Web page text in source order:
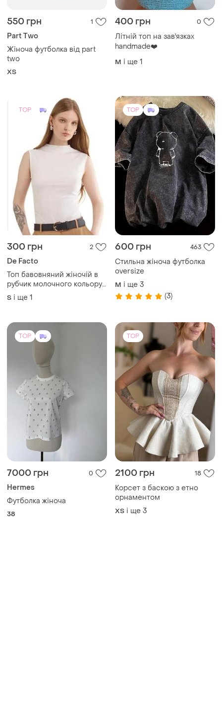
550 грн 1
Part Two
Жіноча футболка від part
two
ХS
400 грн 0
Літній топ на зав'язках
handmade❤️
M і ще 1
TOP
300 грн 2
De Facto
Топ бавовняний жiночій в
рубчик молочного кольору
defacto
S і ще 1
TOP
600 грн 463
Стильна жіноча футболка
oversize
M і ще 3
(3)
TOP
7000 грн 0
Hermes
Футболка жіноча
38
TOP
2100 грн 18
Корсет з баскою з етно
орнаментом
ХS і ще 3